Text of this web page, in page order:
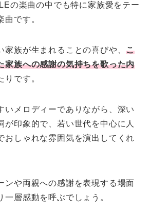
の楽曲の中でも特に家族愛をテー
曲です。
家族が生まれることの喜びや、こ
家族への感謝の気持ちを歌った内
りです。
いメロディーでありながら、深い
が印象的で、若い世代を中心に人
おしゃれな雰囲気を演出してくれ
ンや両親への感謝を表現する場面
一層感動を呼ぶでしょう。